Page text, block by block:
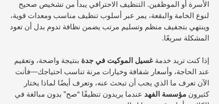
الأسرة أو الموظفين. التنظيف الاحترافي يبدأ من تشخيص صحيح
لنوع الخامة والبقعة، يمر عبر أسلوب تنظيف مناسب ومعدات قوية،
وينتهي بتجفيف منظم وتسليم مرتب يضمن نظافة تدوم بدل أن تعود
المشكلة سريعًا.
إذا كنت تريد خدمة غسيل الموكيت في جدة بنتيجة واضحة، وتعقيم
عند الحاجة، وأسعار شفافة وخيارات مرنة تناسب احتياجك—فأنت
الآن تعرف ما الذي يجب أن تبحث عنه، وتعرف أيضًا لماذا يختار
كثيرون مؤسسة الفهد عندما يريدون تنظيفًا “صح” بدون مبالغة في